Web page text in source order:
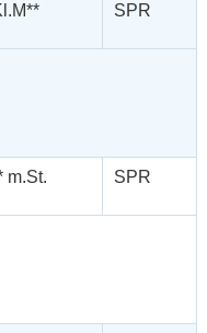
SPR
m.St. SPR